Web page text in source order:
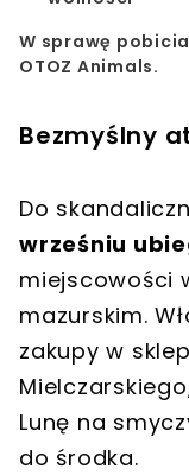
W sprawę
OTOZ Animals.
Bezmyślny
Do
wrześniu
miejscowości
mazurskim.
zakupy w
Lunę na
do środka.